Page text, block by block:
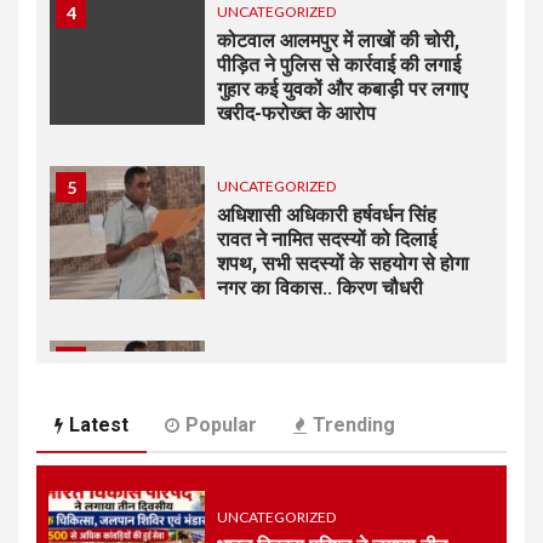
4 UNCATEGORIZED
कोटवाल आलमपुर में लाखों की चोरी,
पीड़ित ने पुलिस से कार्रवाई की लगाई
गुहार कई युवकों और कबाड़ी पर लगाए
खरीद-फरोख्त के आरोप
5 UNCATEGORIZED
अधिशासी अधिकारी हर्षवर्धन सिंह
रावत ने नामित सदस्यों को दिलाई
शपथ, सभी सदस्यों के सहयोग से होगा
नगर का विकास.. किरण चौधरी
ने नामित सदस्यों को दिलाई शपथ, सभी
सदस्यों के सहयोग से होगा झबरेड़ा का
विकास..किरण चौधरी
7
Latest Popular Trending
UNCATEGORIZED